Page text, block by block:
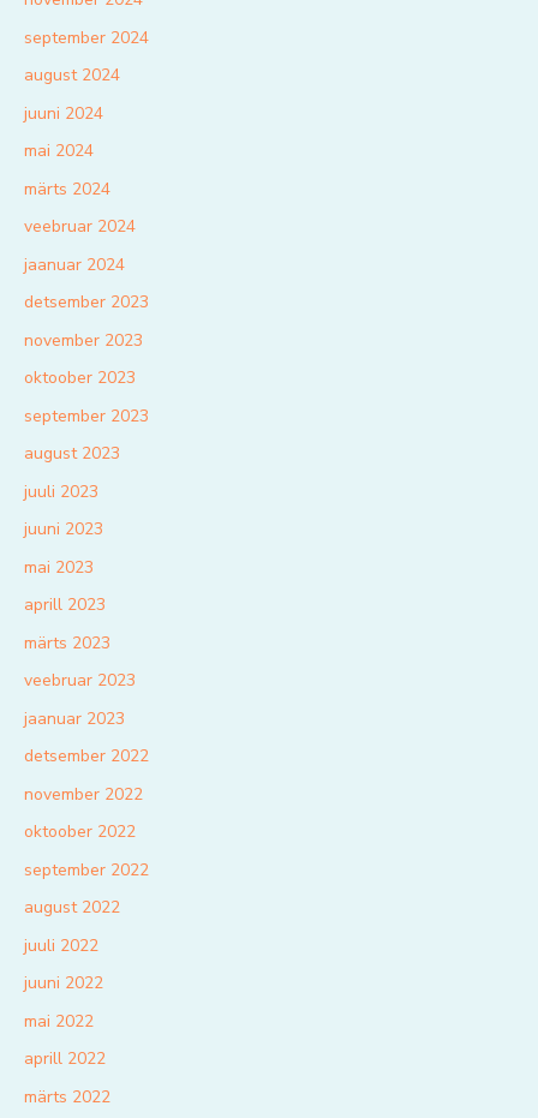
september 2024
august 2024
juuni 2024
mai 2024
märts 2024
veebruar 2024
jaanuar 2024
detsember 2023
november 2023
oktoober 2023
september 2023
august 2023
juuli 2023
juuni 2023
mai 2023
aprill 2023
märts 2023
veebruar 2023
jaanuar 2023
detsember 2022
november 2022
oktoober 2022
september 2022
august 2022
juuli 2022
juuni 2022
mai 2022
aprill 2022
märts 2022